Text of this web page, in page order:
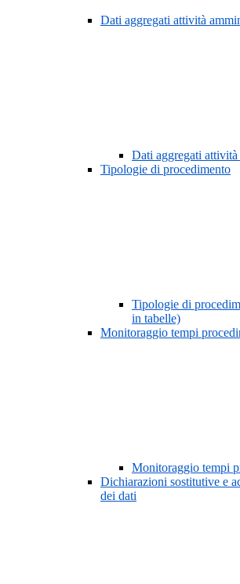
Dati aggregati attività
Dati aggregati
Tipologie di procedimento
Tipologie di
in tabelle)
Monitoraggio tempi
Monitoraggio tempi
Dichiarazioni sostitutive e
dei dati